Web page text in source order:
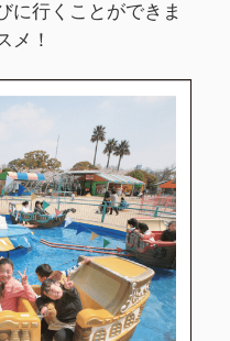
に行くことができま
メ！